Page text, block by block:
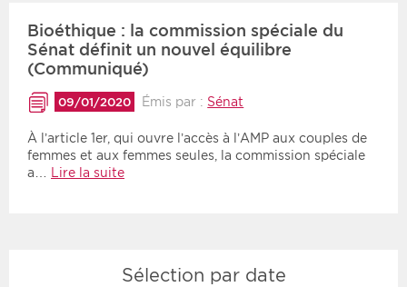
Bioéthique : la commission spéciale du
Sénat définit un nouvel équilibre
(Communiqué)
09/01/2020 Émis par : Sénat
À l’article 1er, qui ouvre l’accès à l’AMP aux couples de
femmes et aux femmes seules, la commission spéciale
a… Lire la suite
Sélection par date